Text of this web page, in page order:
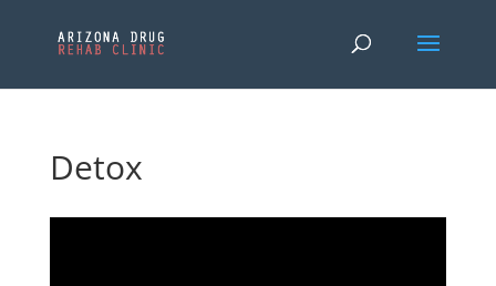
Detox